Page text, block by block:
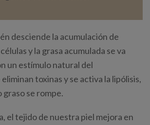
desciende la acumulación de
y la grasa acumulada se va
un estímulo natural del
toxinas y se activa la lipólisis,
graso se rompe.
el tejido de nuestra piel mejora en